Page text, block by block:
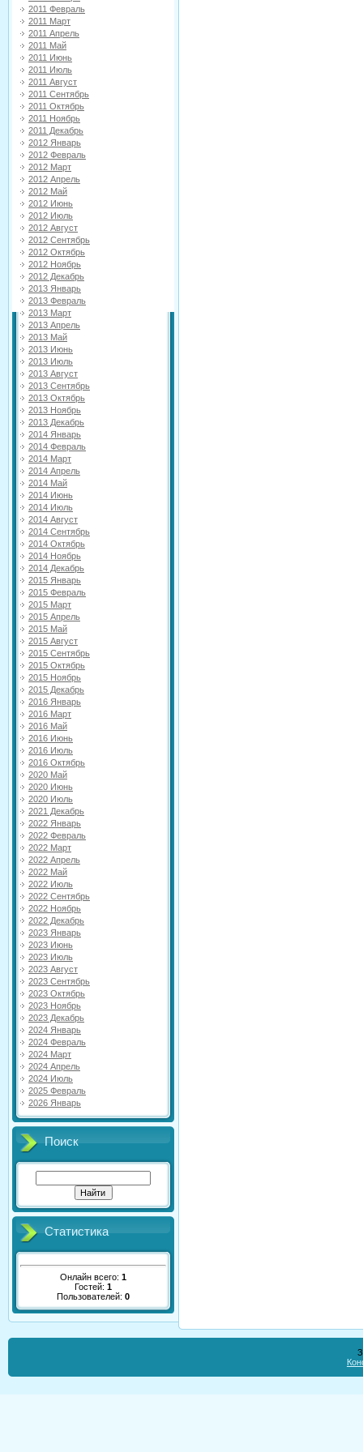
2011 Февраль
2011 Март
2011 Апрель
2011 Май
2011 Июнь
2011 Июль
2011 Август
2011 Сентябрь
2011 Октябрь
2011 Ноябрь
2011 Декабрь
2012 Январь
2012 Февраль
2012 Март
2012 Апрель
2012 Май
2012 Июнь
2012 Июль
2012 Август
2012 Сентябрь
2012 Октябрь
2012 Ноябрь
2012 Декабрь
2013 Январь
2013 Февраль
2013 Март
2013 Апрель
2013 Май
2013 Июнь
2013 Июль
2013 Август
2013 Сентябрь
2013 Октябрь
2013 Ноябрь
2013 Декабрь
2014 Январь
2014 Февраль
2014 Март
2014 Апрель
2014 Май
2014 Июнь
2014 Июль
2014 Август
2014 Сентябрь
2014 Октябрь
2014 Ноябрь
2014 Декабрь
2015 Январь
2015 Февраль
2015 Март
2015 Апрель
2015 Май
2015 Август
2015 Сентябрь
2015 Октябрь
2015 Ноябрь
2015 Декабрь
2016 Январь
2016 Март
2016 Май
2016 Июнь
2016 Июль
2016 Октябрь
2020 Май
2020 Июнь
2020 Июль
2021 Декабрь
2022 Январь
2022 Февраль
2022 Март
2022 Апрель
2022 Май
2022 Июль
2022 Сентябрь
2022 Ноябрь
2022 Декабрь
2023 Январь
2023 Июнь
2023 Июль
2023 Август
2023 Сентябрь
2023 Октябрь
2023 Ноябрь
2023 Декабрь
2024 Январь
2024 Февраль
2024 Март
2024 Апрель
2024 Июль
2025 Февраль
2026 Январь
Поиск
Статистика
Онлайн всего: 1
Гостей: 1
Пользователей: 0